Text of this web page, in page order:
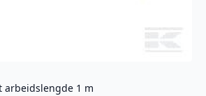
arbeidslengde 1 m